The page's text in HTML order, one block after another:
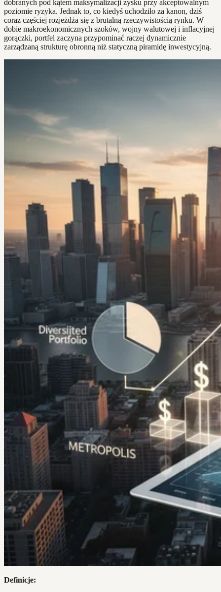
dobranych pod kątem maksymalizacji zysku przy akceptowalnym
poziomie ryzyka. Jednak to, co kiedyś uchodziło za kanon, dziś
coraz częściej rozjeżdża się z brutalną rzeczywistością rynku. W
dobie makroekonomicznych szoków, wojny walutowej i inflacyjnej
gorączki, portfel zaczyna przypominać raczej dynamicznie
zarządzaną strukturę obronną niż statyczną piramidę inwestycyjną.
Definicje: